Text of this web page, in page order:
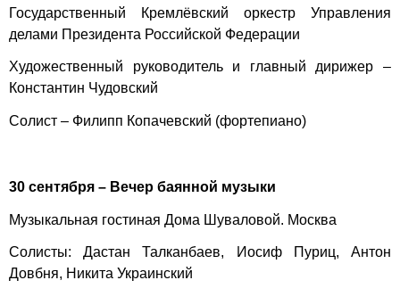
Государственный Кремлёвский оркестр Управления
делами Президента Российской Федерации
Художественный руководитель и главный дирижер –
Константин Чудовский
Солист – Филипп Копачевский (фортепиано)
30 сентября – Вечер баянной музыки
Музыкальная гостиная Дома Шуваловой. Москва
Солисты: Дастан Талканбаев, Иосиф Пуриц, Антон
Довбня, Никита Украинский